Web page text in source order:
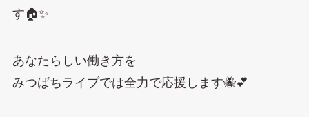
す🏠✨
あなたらしい働き方を
みつばちライブでは全力で応援します🐝💕